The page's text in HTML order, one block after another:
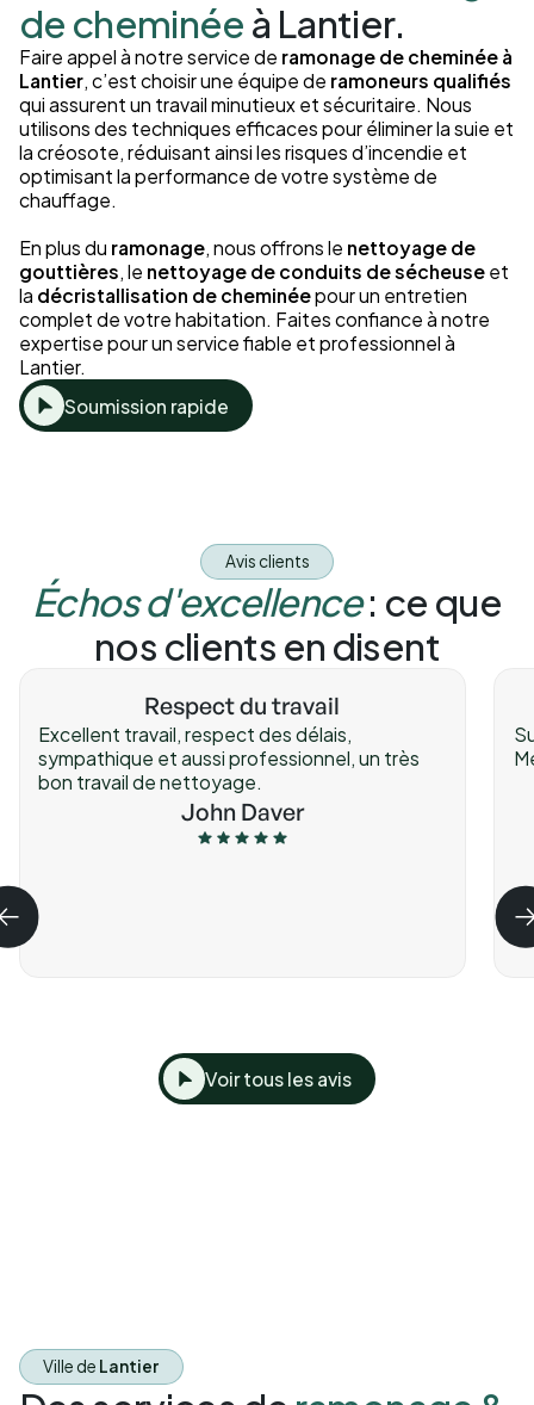
de cheminée à Lantier.
Faire appel à notre service de ramonage de cheminée à
Lantier, c’est choisir une équipe de ramoneurs qualifiés
qui assurent un travail minutieux et sécuritaire. Nous
utilisons des techniques efficaces pour éliminer la suie et
la créosote, réduisant ainsi les risques d’incendie et
optimisant la performance de votre système de
chauffage.
En plus du ramonage, nous offrons le nettoyage de
gouttières, le nettoyage de conduits de sécheuseet
la décristallisation de cheminéepour un entretien
complet de votre habitation. Faites confiance à notre
expertise pour un service fiable et professionnel à
Lantier.
Soumission rapide
Avis clients
Échos d'excellence: ce que
nos clients en disent
Respect du travail
Excellent travail, respect des délais,
sympathique et aussi professionnel, un très
bon travail de nettoyage.
John Daver
Voir tous les avis
Ville de Lantier